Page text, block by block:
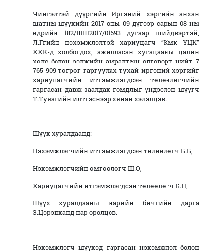
Чингэлтэй дүүргийн Иргэний хэргийн анхан
шатны шүүхийн 2017 оны 09 дүгээр сарын 08-ны
өдрийн 182/ШШ2017/01693 дугаар шийдвэртэй,
Л.Ггийн нэхэмжлэлтэй хариуцагч “Кмк ҮЦК”
ХХК-д холбогдох, ажилласан хугацааны цалин
хөлс болон ээлжийн амралтын олговорт нийт 7
765 909 төгрөг гаргуулах тухай иргэний хэргийг
хариуцагчийн итгэмжлэгдсэн төлөөлөгчийн
гаргасан давж заалдах гомдлыг үндэслэн шүүгч
Т.Туяагийн илтгэснээр хянан хэлэлцэв.
Шүүх хуралдаанд:
Нэхэмжлэгчийн итгэмжлэгдсэн төлөөлөгч Б.Б,
Нэхэмжлэгчийн өмгөөлөгч Ш.О,
Хариуцагчийн итгэмжлэгдсэн төлөөлөгч Б.Н,
Шүүх хуралдааны нарийн бичгийн дарга
З.Цэрэнханд нар оролцов.
Нэхэмжлэгч шүүхэд гаргасан нэхэмжлэл болон